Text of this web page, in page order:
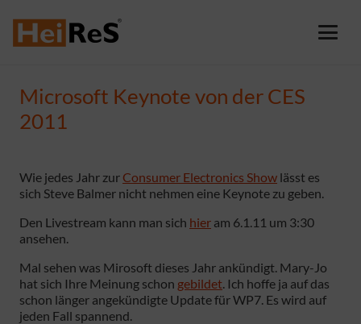
Microsoft Keynote von der CES
2011
Wie jedes Jahr zur Consumer Electronics Show lässt es
sich Steve Balmer nicht nehmen eine Keynote zu geben.
Den Livestream kann man sich hier am 6.1.11 um 3:30
ansehen.
Mal sehen was Mirosoft dieses Jahr ankündigt. Mary-Jo
hat sich Ihre Meinung schon gebildet. Ich hoffe ja auf das
schon länger angekündigte Update für WP7. Es wird auf
jeden Fall spannend.